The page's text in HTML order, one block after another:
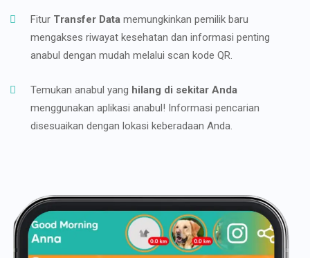
Fitur Transfer Data memungkinkan pemilik baru
mengakses riwayat kesehatan dan informasi penting
anabul dengan mudah melalui scan kode QR.
Temukan anabul yang hilang di sekitar Anda
menggunakan aplikasi anabul! Informasi pencarian
disesuaikan dengan lokasi keberadaan Anda.